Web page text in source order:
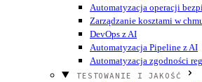
Automatyzacja operacji
Zarządzanie kosztami w
DevOps z AI
Automatyzacja Pipeline z AI
Automatyzacja zgodności
TESTOWANIE I JAKOŚĆ